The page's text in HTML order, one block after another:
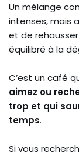
Un mélange
intenses, mais
et de
équilibré à la
C’est un café
aimez ou
trop et qui
temps.
Si vous